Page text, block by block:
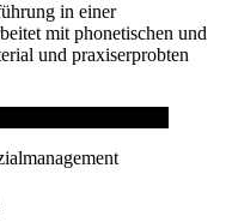
in einer
mit phonetischen und
und praxiserprobten